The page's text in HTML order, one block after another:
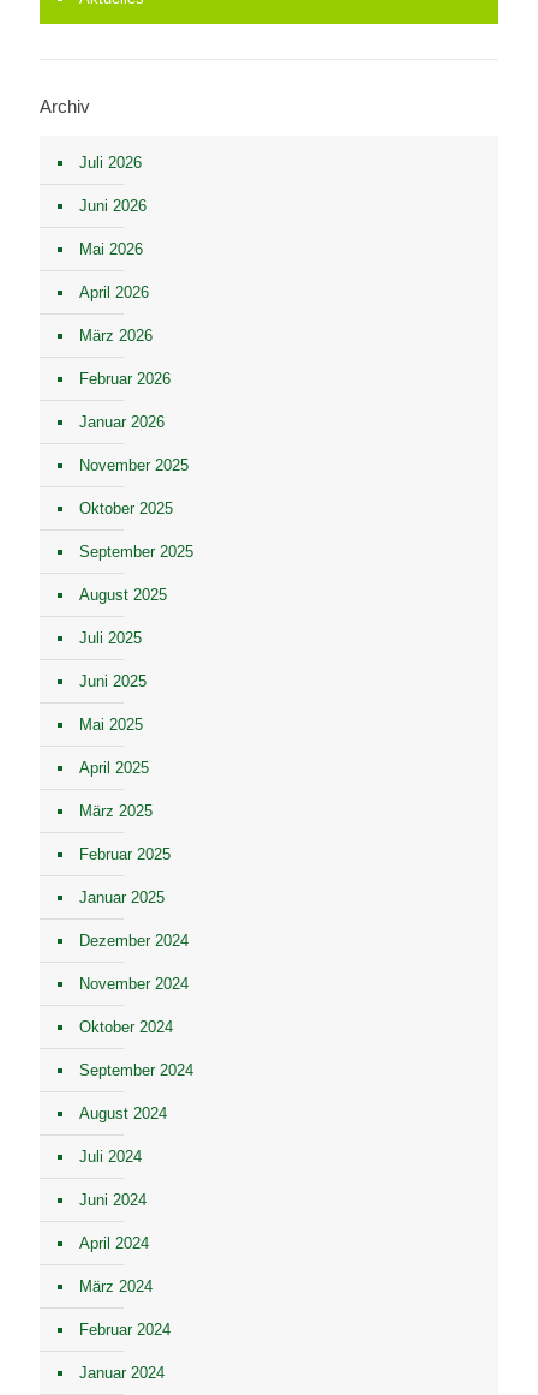
Archiv
Juli 2026
Juni 2026
Mai 2026
April 2026
März 2026
Februar 2026
Januar 2026
November 2025
Oktober 2025
September 2025
August 2025
Juli 2025
Juni 2025
Mai 2025
April 2025
März 2025
Februar 2025
Januar 2025
Dezember 2024
November 2024
Oktober 2024
September 2024
August 2024
Juli 2024
Juni 2024
April 2024
März 2024
Februar 2024
Januar 2024